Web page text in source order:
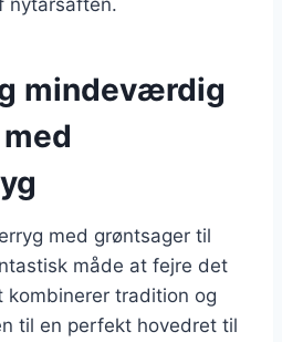
mindeværdig
med grøntsager til
måde at fejre det
kombinerer tradition og
til en perfekt hovedret til